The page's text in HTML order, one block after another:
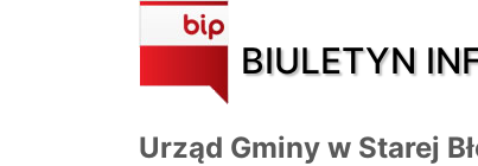
BIULETYN
Urząd Gminy w Starej